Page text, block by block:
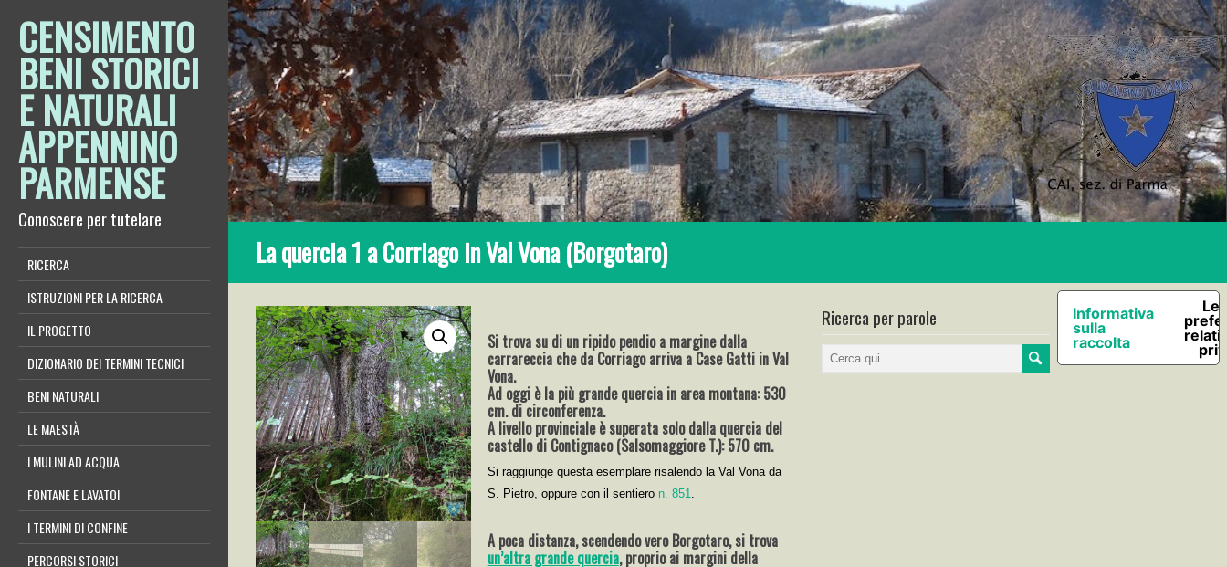
CENSIMENTO
BENI STORICI
E NATURALI
APPENNINO
PARMENSE
Conoscere per tutelare
RICERCA
ISTRUZIONI PER LA RICERCA
IL PROGETTO
DIZIONARIO DEI TERMINI TECNICI
BENI NATURALI
LE MAESTÀ
I MULINI AD ACQUA
FONTANE E LAVATOI
I TERMINI DI CONFINE
PERCORSI STORICI
La quercia 1 a Corriago in Val Vona (Borgotaro)
Si trova su di un ripido pendio a margine dalla
carrareccia che da Corriago arriva a Case Gatti in Val
Vona.
Ad oggi è la più grande quercia in area montana: 530
cm. di circonferenza.
A livello provinciale è superata solo dalla quercia del
castello di Contignaco (Salsomaggiore T.): 570 cm.
Si raggiunge questa esemplare risalendo la Val Vona da
S. Pietro, oppure con il sentiero n. 851.
A poca distanza, scendendo vero Borgotaro, si trova
un’altra grande quercia, proprio ai margini della
Ricerca per parole
Informativa
sulla
raccolta
Le